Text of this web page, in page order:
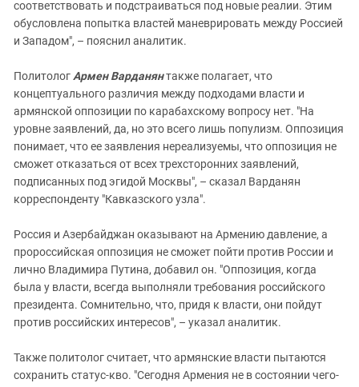
соответствовать и подстраиваться под новые реалии. Этим
обусловлена попытка властей маневрировать между Россией
и Западом", – пояснил аналитик.
Политолог Армен Варданянтакже полагает, что
концептуального различия между подходами власти и
армянской оппозиции по карабахскому вопросу нет. "На
уровне заявлений, да, но это всего лишь популизм. Оппозиция
понимает, что ее заявления нереализуемы, что оппозиция не
сможет отказаться от всех трехсторонних заявлений,
подписанных под эгидой Москвы", – сказал Варданян
корреспонденту "Кавказского узла".
Россия и Азербайджан оказывают на Армению давление, а
пророссийская оппозиция не сможет пойти против России и
лично Владимира Путина, добавил он. "Оппозиция, когда
была у власти, всегда выполняли требования российского
президента. Сомнительно, что, придя к власти, они пойдут
против российских интересов", – указал аналитик.
Также политолог считает, что армянские власти пытаются
сохранить статус-кво. "Сегодня Армения не в состоянии чего-